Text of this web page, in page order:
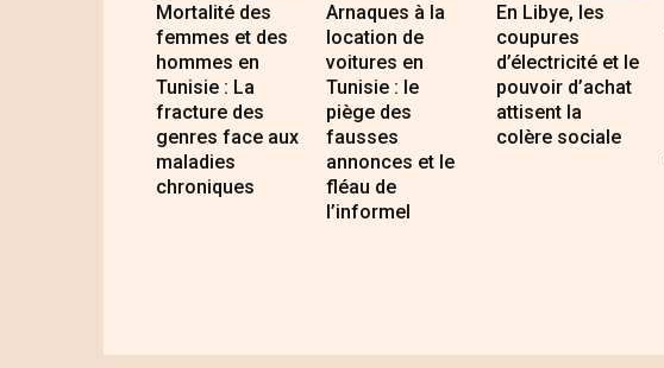
Mortalité des
femmes et des
hommes en
Tunisie : La
fracture des
genres face aux
maladies
chroniques
Arnaques à la
location de
voitures en
Tunisie : le
piège des
fausses
annonces et le
fléau de
l’informel
En Libye, les
coupures
d’électricité et le
pouvoir d’achat
attisent la
colère sociale